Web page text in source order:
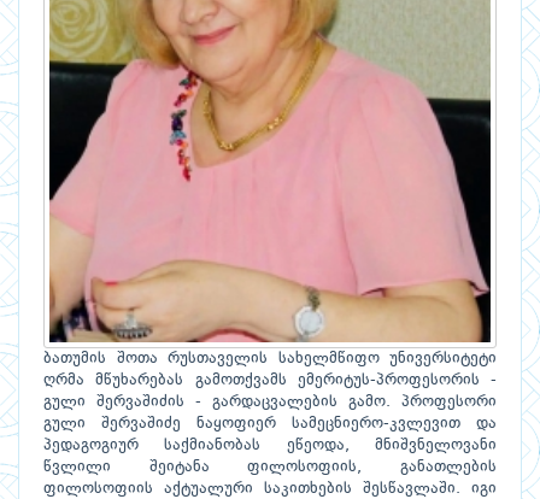
ბათუმის შოთა რუსთაველის სახელმწიფო უნივერსიტეტი
ღრმა მწუხარებას გამოთქვამს ემერიტუს-პროფესორის -
გული შერვაშიძის - გარდაცვალების გამო. პროფესორი
გული შერვაშიძე ნაყოფიერ სამეცნიერო-კვლევით და
პედაგოგიურ საქმიანობას ეწეოდა, მნიშვნელოვანი
წვლილი შეიტანა ფილოსოფიის, განათლების
ფილოსოფიის აქტუალური საკითხების შესწავლაში. იგი